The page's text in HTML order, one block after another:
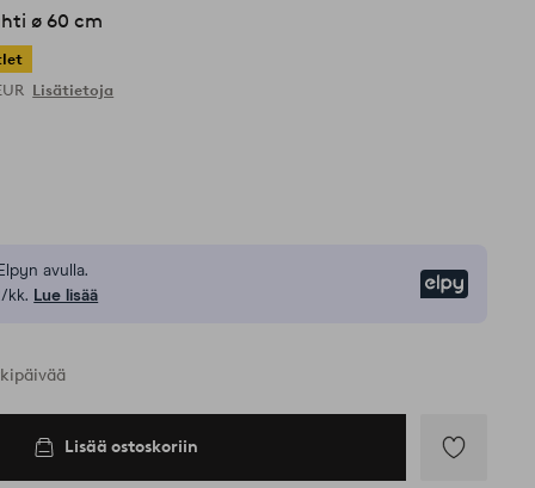
ø 60 cm
Lisätietoja
avulla.
kk. Lue lisää
Lisää ostoskoriin